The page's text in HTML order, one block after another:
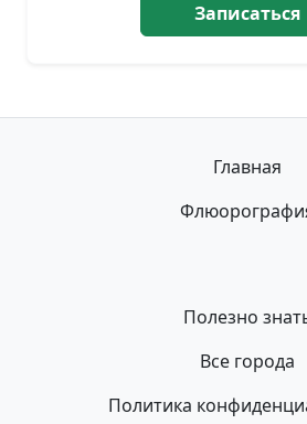
Записаться
Главная
Полезно
Все города
Политика